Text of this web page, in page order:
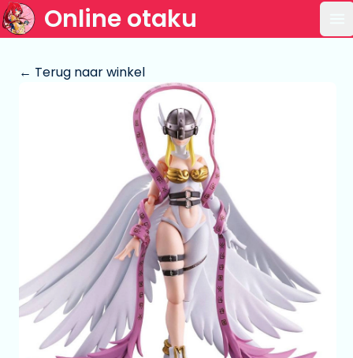
Online otaku
← Terug naar winkel